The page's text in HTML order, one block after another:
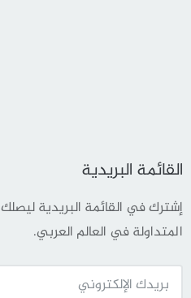
القائمة البريدية
إشترك في القائمة البريدية
المتداولة في العالم العربي.